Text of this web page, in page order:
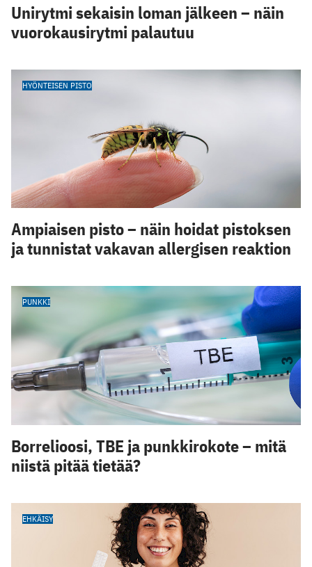
Unirytmi sekaisin loman jälkeen – näin
vuorokausirytmi palautuu
HYÖNTEISEN PISTO
Ampiaisen pisto – näin hoidat pistoksen
ja tunnistat vakavan allergisen reaktion
PUNKKI
Borrelioosi, TBE ja punkkirokote – mitä
niistä pitää tietää?
EHKÄISY